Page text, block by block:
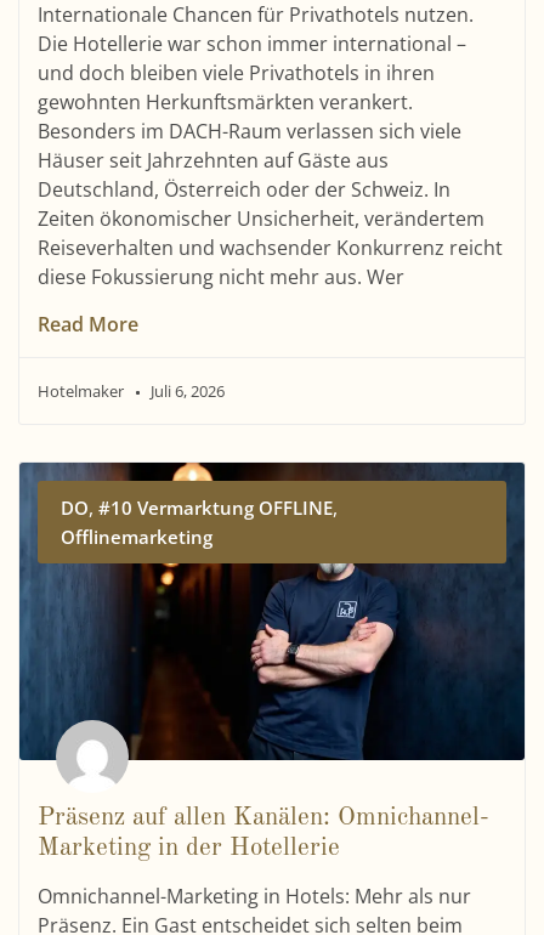
Internationale Chancen für Privathotels nutzen.
Die Hotellerie war schon immer international –
und doch bleiben viele Privathotels in ihren
gewohnten Herkunftsmärkten verankert.
Besonders im DACH-Raum verlassen sich viele
Häuser seit Jahrzehnten auf Gäste aus
Deutschland, Österreich oder der Schweiz. In
Zeiten ökonomischer Unsicherheit, verändertem
Reiseverhalten und wachsender Konkurrenz reicht
diese Fokussierung nicht mehr aus. Wer
Read More
Hotelmaker Juli 6, 2026
DO,#10 Vermarktung OFFLINE,
Offlinemarketing
Präsenz auf allen Kanälen: Omnichannel-
Marketing in der Hotellerie
Omnichannel-Marketing in Hotels: Mehr als nur
Präsenz. Ein Gast entscheidet sich selten beim